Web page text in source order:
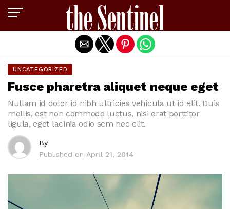
UNCATEGORIZED
Fusce pharetra aliquet neque eget
Nullam id dolor id nibh ultricies vehicula ut id elit. Duis
mollis, est non commodo luctus, nisi erat porttitor
ligula, eget lacinia odio sem nec elit.
By
Published on April 21, 2014
Exit mobile version